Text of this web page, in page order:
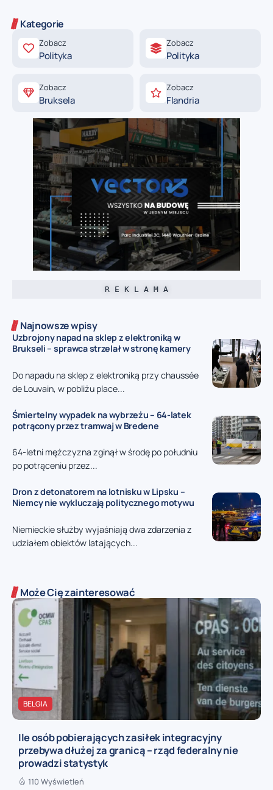
Kategorie
Zobacz
Polityka
Zobacz
Polityka
Zobacz
Bruksela
Zobacz
Flandria
R E K L A M A
Najnowsze wpisy
Uzbrojony napad na sklep z elektroniką w
Brukseli – sprawca strzelał w stronę kamery
Do napadu na sklep z elektroniką przy chaussée
de Louvain, w pobliżu place...
Śmiertelny wypadek na wybrzeżu – 64-latek
potrącony przez tramwaj w Bredene
64-letni mężczyzna zginął w środę po południu
po potrąceniu przez...
Dron z detonatorem na lotnisku w Lipsku –
Niemcy nie wykluczają politycznego motywu
Niemieckie służby wyjaśniają dwa zdarzenia z
udziałem obiektów latających...
Może Cię zainteresować
BELGIA
Ile osób pobierających zasiłek integracyjny
przebywa dłużej za granicą – rząd federalny nie
prowadzi statystyk
110 Wyświetleń